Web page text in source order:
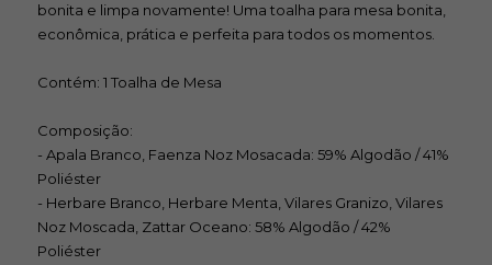
bonita e limpa novamente! Uma toalha para mesa bonita,
econômica, prática e perfeita para todos os momentos.
Contém: 1 Toalha de Mesa
Composição:
- Apala Branco, Faenza Noz Mosacada: 59% Algodão / 41%
Poliéster
- Herbare Branco, Herbare Menta, Vilares Granizo, Vilares
Noz Moscada, Zattar Oceano: 58% Algodão / 42%
Poliéster